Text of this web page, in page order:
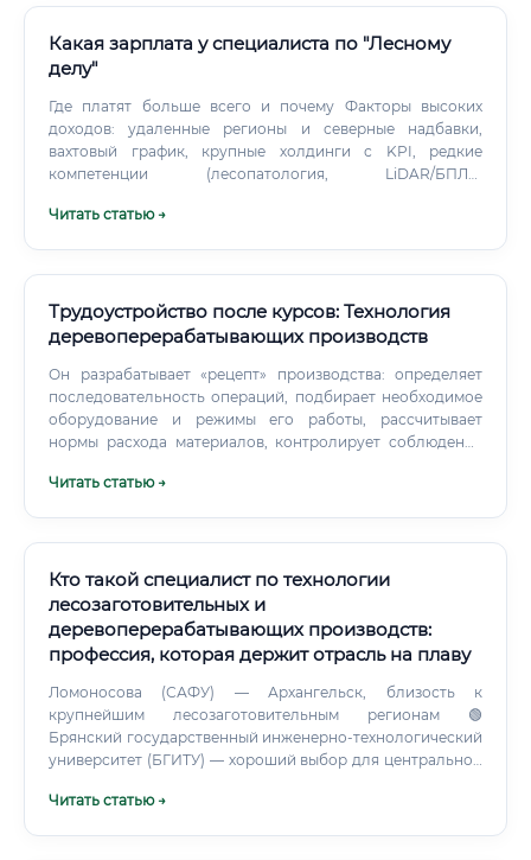
Какая зарплата у специалиста по "Лесному
делу"
Где платят больше всего и почему Факторы высоких
доходов: удаленные регионы и северные надбавки,
вахтовый график, крупные холдинги с KPI, редкие
компетенции (лесопатология, LiDAR/БПЛА,
оплате Как начать карьеру: пошаговая навигация
СПО или бакалавриат «Лесное дело/Лесное хозяйство»,
либо интенсивные курсы с практикой.
Читать статью →
Трудоустройство после курсов: Технология
деревоперерабатывающих производств
Он разрабатывает «рецепт» производства: определяет
последовательность операций, подбирает необходимое
оборудование и режимы его работы, рассчитывает
нормы расхода материалов, контролирует соблюдение
производственного цеха, который обеспечивает
организаторские способности.
Читать статью →
Кто такой специалист по технологии
лесозаготовительных и
деревоперерабатывающих производств:
профессия, которая держит отрасль на плаву
Ломоносова (САФУ) — Архангельск, близость к
крупнейшим лесозаготовительным регионам 🟢
Брянский государственный инженерно-технологический
университет (БГИТУ) — хороший выбор для центральной
крупных лесопромышленных компаний. Это значит, что
Читать статью →